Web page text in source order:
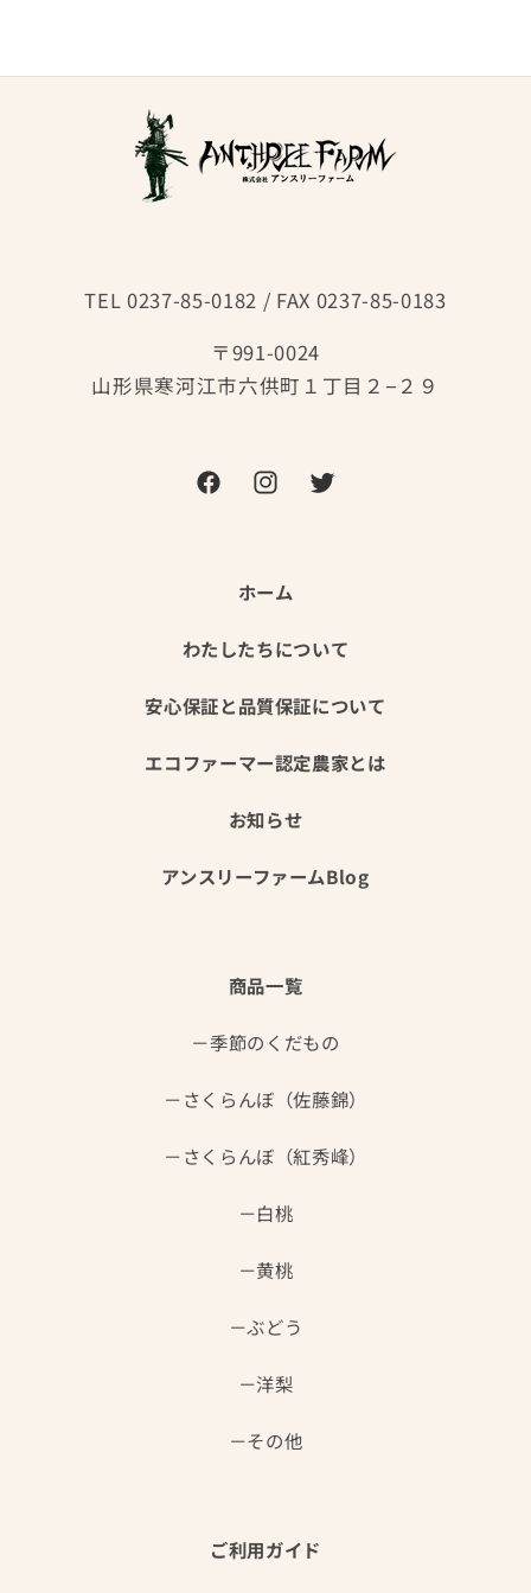
TEL 0237-85-0182 / FAX 0237-85-0183
〒991-0024
山形県寒河江市六供町１丁目２−２９
FacebookInstagramTwitter
ホーム
わたしたちについて
安心保証と品質保証について
エコファーマー認定農家とは
お知らせ
アンスリーファームBlog
商品一覧
季節のくだもの
さくらんぼ（佐藤錦）
さくらんぼ（紅秀峰）
白桃
黄桃
ぶどう
洋梨
その他
ご利用ガイド